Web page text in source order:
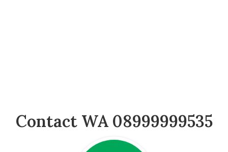
Contact WA 08999999535